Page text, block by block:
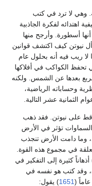
وهي لا ترد في كتب
اهتدائه لفكرة الجاذبية
أسطورة. وأرجح منها
نيوتن كيف اكتشف قوانين
لا ريب فيه أنه بحلول عام
تحفظ الكواكب في أفلاكها
بعدها عن الشمس. ولكنه
وحساباته الرياضية،
الثمانية عشر التالية.
قط على نيوتن. فقد ذهب
تؤثر في الأرض
وما دامت الأرض تنجذب
في مجموع هذه القوة.
نبه كتاب جلبرت "المغنطيس" (1600) أذهاناً كثيرة إلى التفكير في
وقد كتب هو نفسه في
عاماً (1651) يقول: